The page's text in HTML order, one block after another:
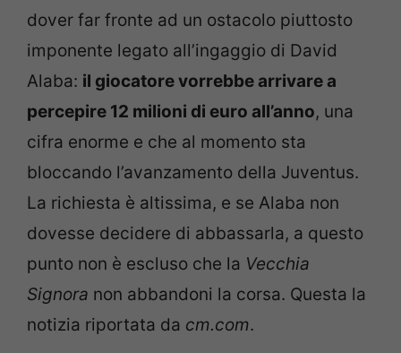
dover far fronte ad un ostacolo piuttosto
imponente legato all’ingaggio di David
Alaba: il giocatore vorrebbe arrivare a
percepire 12 milioni di euro all’anno, una
cifra enorme e che al momento sta
bloccando l’avanzamento della Juventus.
La richiesta è altissima, e se Alaba non
dovesse decidere di abbassarla, a questo
punto non è escluso che la Vecchia
Signora non abbandoni la corsa. Questa la
notizia riportata da cm.com.